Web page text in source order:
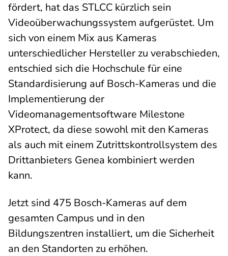
fördert, hat das STLCC kürzlich sein
Videoüberwachungssystem aufgerüstet. Um
sich von einem Mix aus Kameras
unterschiedlicher Hersteller zu verabschieden,
entschied sich die Hochschule für eine
Standardisierung auf Bosch-Kameras und die
Implementierung der
Videomanagementsoftware Milestone
XProtect, da diese sowohl mit den Kameras
als auch mit einem Zutrittskontrollsystem des
Drittanbieters Genea kombiniert werden
kann.
Jetzt sind 475 Bosch-Kameras auf dem
gesamten Campus und in den
Bildungszentren installiert, um die Sicherheit
an den Standorten zu erhöhen.